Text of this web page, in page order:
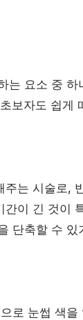
는 요소 중
보자도 쉽게
는 시술로,
이 긴 것이
단축할 수 있
로 눈썹 색